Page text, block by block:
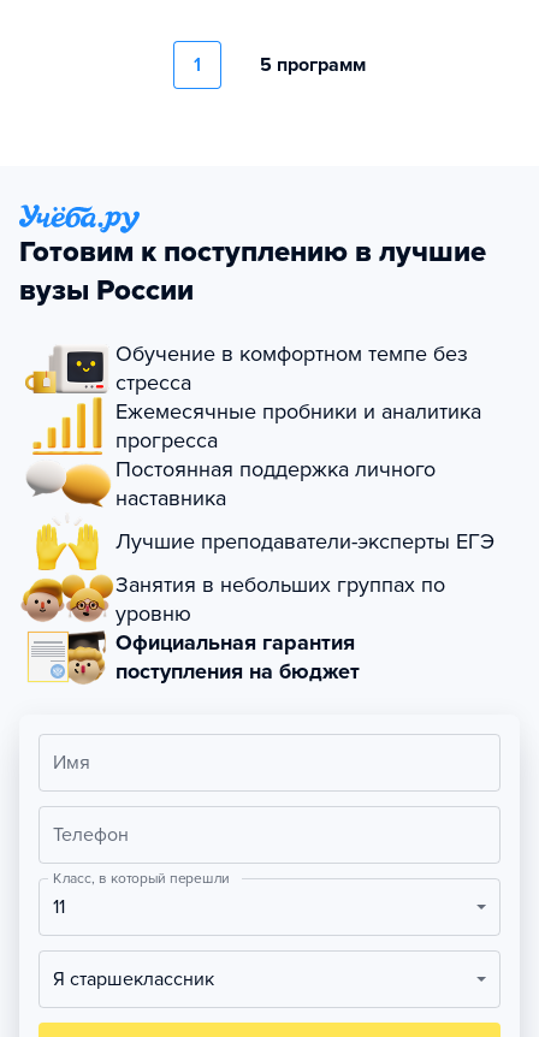
1 5 программ
Готовим к поступлению в лучшие
вузы России
Обучение в комфортном темпе без
стресса
Ежемесячные пробники и аналитика
прогресса
Постоянная поддержка личного
наставника
Лучшие преподаватели-эксперты ЕГЭ
Занятия в небольших группах по
уровню
Официальная гарантия
поступления на бюджет
Имя
Телефон
Класс, в который перешли
11
Я старшеклассник